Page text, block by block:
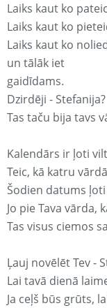
Laiks kaut ko
Laiks kaut ko
Laiks kaut ko
un tālāk iet
gaidīdams.
Dzirdēji - Stefanija?
Tas taču bija tavs
Kalendārs ir ļoti
Teic, kā katru
Šodien datums ļoti
Jo pie Tava vārda,
Tas visus ciemos
Ļauj novēlēt Tev -
Lai tavā dienā
Ja ceļš būs grūts,